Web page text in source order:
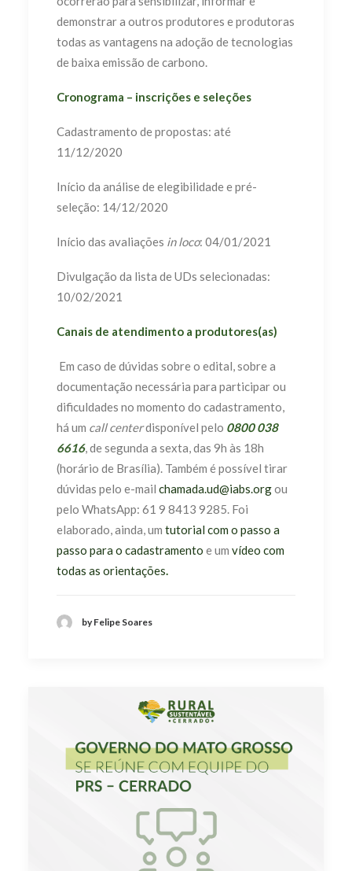
demonstrar a outros produtores e produtoras
todas as vantagens na adoção de tecnologias
de baixa emissão de carbono.
Cronograma – inscrições e seleções
Cadastramento de propostas: até
11/12/2020
Início da análise de elegibilidade e pré-
seleção: 14/12/2020
Início das avaliações in loco: 04/01/2021
Divulgação da lista de UDs selecionadas:
10/02/2021
Canais de atendimento a produtores(as)
Em caso de dúvidas sobre o edital, sobre a
documentação necessária para participar ou
dificuldades no momento do cadastramento,
há um call centerdisponível pelo 0800 038
6616, de segunda a sexta, das 9h às 18h
(horário de Brasília). Também é possível tirar
dúvidas pelo e-mail chamada.ud@iabs.orgou
pelo WhatsApp: 61 9 8413 9285. Foi
elaborado, ainda, um tutorial com o passo a
passo para o cadastramento e um vídeo com
todas as orientações.
by Felipe Soares